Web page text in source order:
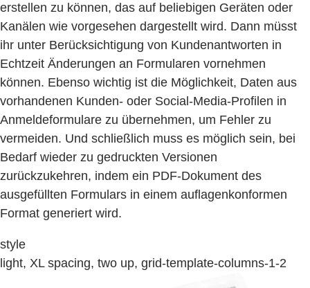
erstellen zu können, das auf beliebigen Geräten oder
Kanälen wie vorgesehen dargestellt wird. Dann müsst
ihr unter Berücksichtigung von Kundenantworten in
Echtzeit Änderungen an Formularen vornehmen
können. Ebenso wichtig ist die Möglichkeit, Daten aus
vorhandenen Kunden- oder Social-Media-Profilen in
Anmeldeformulare zu übernehmen, um Fehler zu
vermeiden. Und schließlich muss es möglich sein, bei
Bedarf wieder zu gedruckten Versionen
zurückzukehren, indem ein PDF-Dokument des
ausgefüllten Formulars in einem auflagenkonformen
Format generiert wird.
style
light, XL spacing, two up, grid-template-columns-1-2